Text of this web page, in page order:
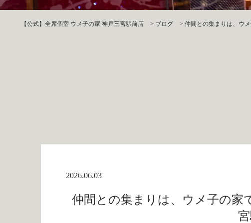
【公式】全席個室 ウメ子の家 神戸三宮駅前店 > ブログ > 仲間との集まりは、ウ
2026.06.03
仲間との集まりは、ウメ子の家